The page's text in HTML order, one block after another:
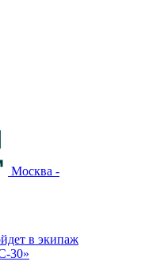
Москва -
в экипаж
30»